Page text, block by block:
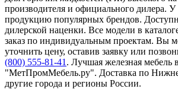
производителя и официального дилера.
продукцию популярных брендов.
дилерской наценки. Все модели в
заказ по индивидуальным проектам. Вы
уточнить цену, оставив заявку или
(800) 555-81-41 . Лучшая железная мебель
"МетПромМебель.ру". Доставка по
другие города и регионы России.